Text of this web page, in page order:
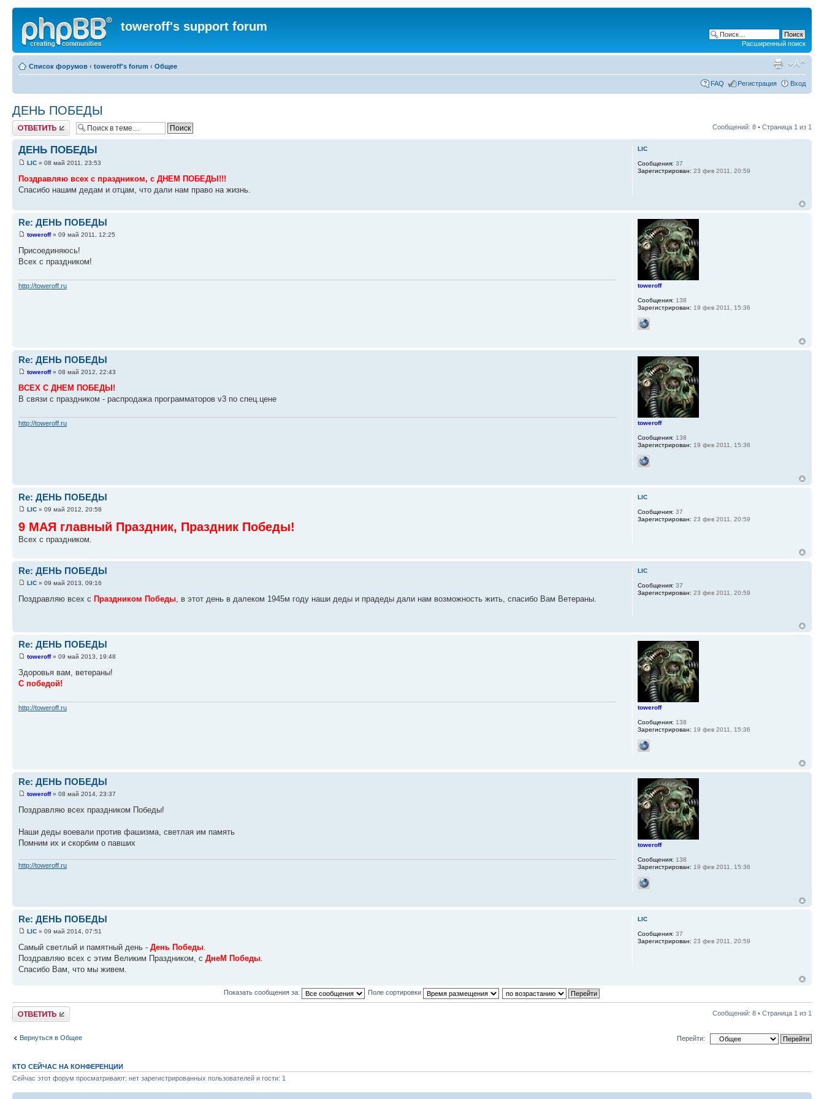
toweroff's support forum
Расширенный поиск
Список форумов ‹ toweroff's forum ‹ Общее
FAQ Регистрация Вход
ДЕНЬ ПОБЕДЫ
Ответить Сообщений: 8 • Страница 1 из 1
ДЕНЬ ПОБЕДЫ
LIC » 08 май 2011, 23:53
Поздравляю всех с праздником, с ДНЕМ ПОБЕДЫ!!!
Спасибо нашим дедам и отцам, что дали нам право на жизнь.
LIC
Сообщения: 37
Зарегистрирован: 23 фев 2011, 20:59
Re: ДЕНЬ ПОБЕДЫ
toweroff» 09 май 2011, 12:25
Присоединяюсь!
Всех с праздником!
http://toweroff.ru toweroff
Сообщения: 138
Зарегистрирован: 19 фев 2011, 15:36
Re: ДЕНЬ ПОБЕДЫ
toweroff» 08 май 2012, 22:43
ВСЕХ С ДНЕМ ПОБЕДЫ!
В связи с праздником - распродажа программаторов v3 по спец.цене
http://toweroff.ru toweroff
Сообщения: 138
Зарегистрирован: 19 фев 2011, 15:36
Re: ДЕНЬ ПОБЕДЫ
LIC » 09 май 2012, 20:58
9 МАЯ главный Праздник, Праздник Победы!
Всех с праздником.
LIC
Сообщения: 37
Зарегистрирован: 23 фев 2011, 20:59
Re: ДЕНЬ ПОБЕДЫ
LIC » 09 май 2013, 09:16
Поздравляю всех с Праздником Победы , в этот день в далеком 1945м году наши деды и прадеды дали нам возможность жить, спасибо Вам Ветераны.
LIC
Сообщения: 37
Зарегистрирован: 23 фев 2011, 20:59
Re: ДЕНЬ ПОБЕДЫ
toweroff» 09 май 2013, 19:48
Здоровья вам, ветераны!
С победой!
http://toweroff.ru toweroff
Сообщения: 138
Зарегистрирован: 19 фев 2011, 15:36
Re: ДЕНЬ ПОБЕДЫ
toweroff» 08 май 2014, 23:37
Поздравляю всех праздником Победы!
Наши деды воевали против фашизма, светлая им память
Помним их и скорбим о павших
http://toweroff.ru
toweroff
Сообщения: 138
Зарегистрирован: 19 фев 2011, 15:36
Re: ДЕНЬ ПОБЕДЫ
LIC » 09 май 2014, 07:51
Самый светлый и памятный день - День Победы
Поздравляю всех с этим Великим Праздником, с ДнеМ Победы
Спасибо Вам, что мы живем.
LIC
Сообщения: 37
Зарегистрирован: 23 фев 2011, 20:59
Показать сообщения за: Поле сортировки
Ответить Сообщений: 8 • Страница 1 из 1
Вернуться в Общее Перейти:
КТО СЕЙЧАС НА КОНФЕРЕНЦИИ
Сейчас этот форум просматривают: нет зарегистрированных пользователей и гости: 1